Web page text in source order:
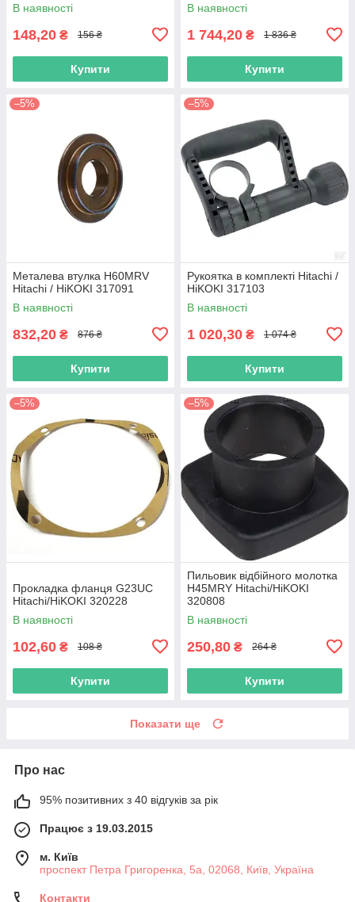
В наявності
148,20 ₴ 156 ₴
Купити
В наявності
1 744,20 ₴ 1 836 ₴
Купити
–5%
Металева втулка H60MRV
Hitachi / HiKOKI 317091
В наявності
832,20 ₴ 876 ₴
Купити
–5%
Рукоятка в комплекті Hitachi /
HiKOKI 317103
В наявності
1 020,30 ₴ 1 074 ₴
Купити
–5%
Прокладка фланця G23UC
Hitachi/HiKOKI 320228
В наявності
102,60 ₴ 108 ₴
Купити
–5%
Пильовик відбійного молотка
H45MRY Hitachi/HiKOKI
320808
В наявності
250,80 ₴ 264 ₴
Купити
Показати ще
Про нас
95% позитивних з 40 відгуків за рік
Працює з 19.03.2015
м. Київ
проспект Петра Григоренка, 5а, 02068, Київ, Україна
Контакти